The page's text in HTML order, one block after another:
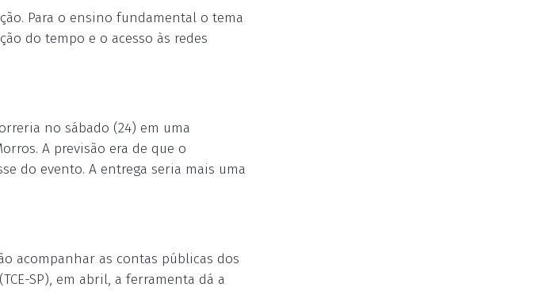
Para o ensino fundamental o tema
do tempo e o acesso às redes
no sábado (24) em uma
A previsão era de que o
do evento. A entrega seria mais uma
acompanhar as contas públicas dos
SP), em abril, a ferramenta dá a